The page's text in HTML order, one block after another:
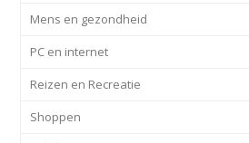
Mens en gezondheid
PC en internet
Reizen en Recreatie
Shoppen